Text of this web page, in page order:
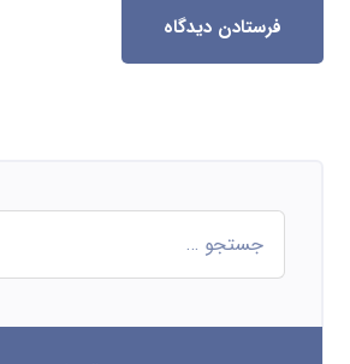
فرستادن دیدگاه